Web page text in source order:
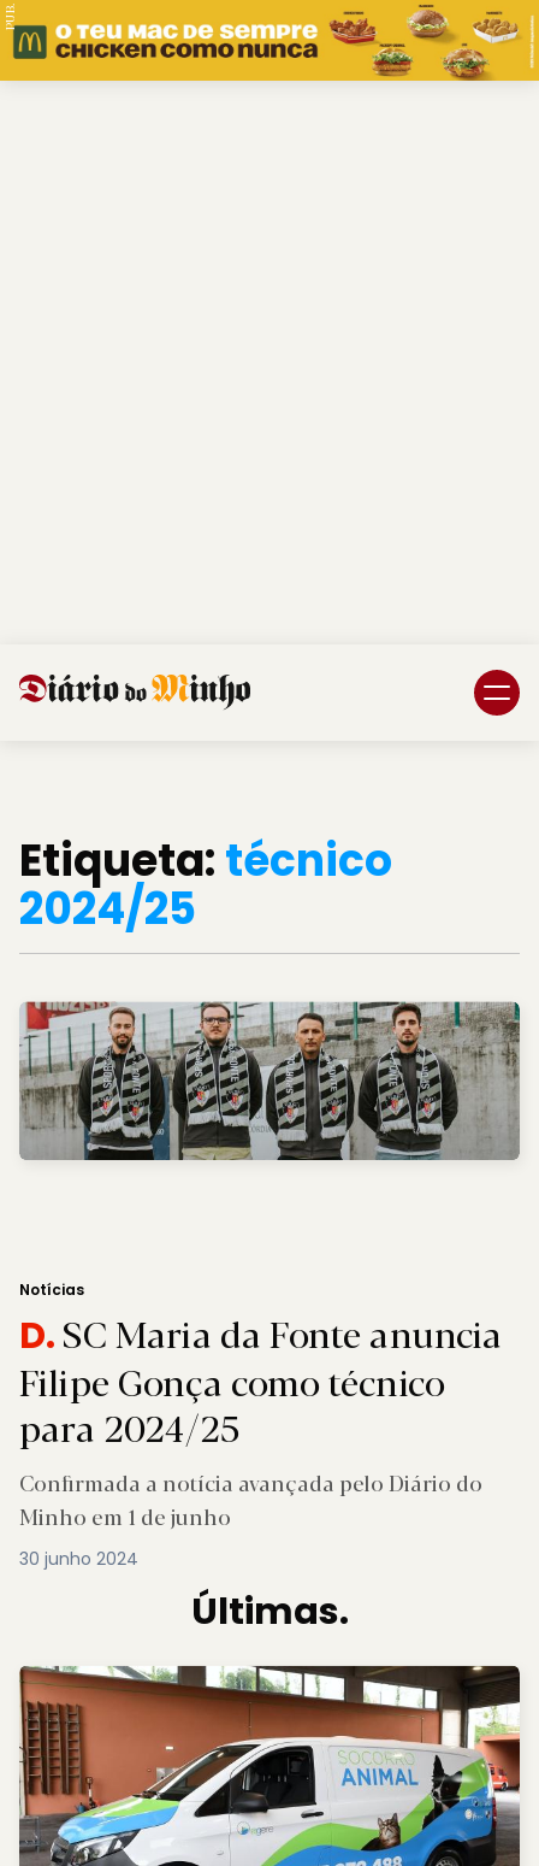
PUB.
Etiqueta:técnico
2024/25
Notícias
D.SC Maria da Fonte anuncia
Filipe Gonça como técnico
para 2024/25
Confirmada a notícia avançada pelo Diário do
Minho em 1 de junho
30 junho 2024
Últimas.